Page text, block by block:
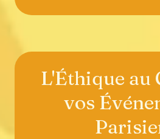
L'Éthique au
vos